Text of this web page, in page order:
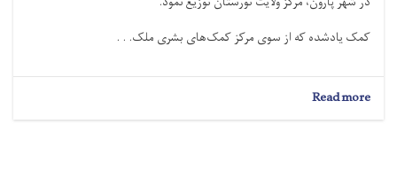
کمک یادشده که از سوی مرکز کمک‌های بشرى ملک. . .
Read more
نورستان؛